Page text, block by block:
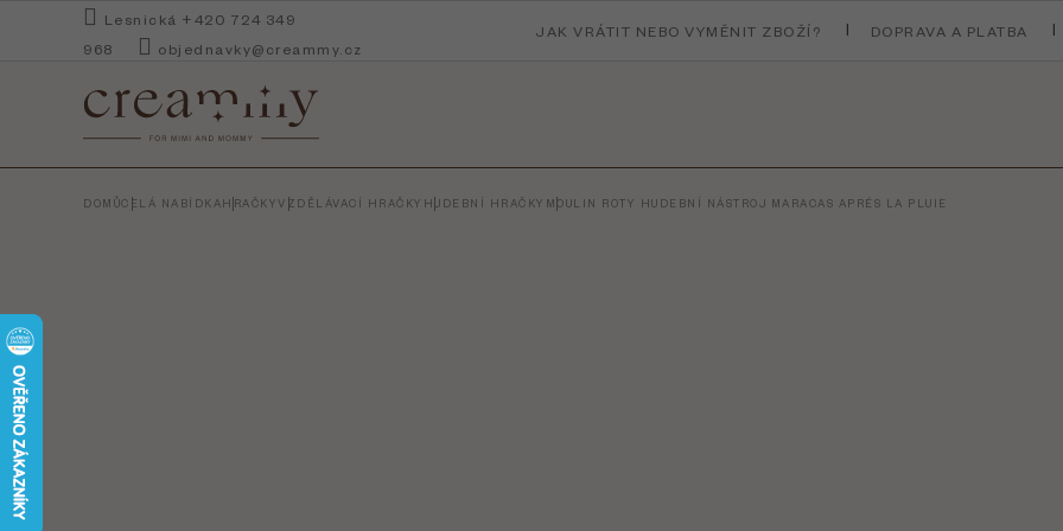
Lesnická +420 724 349
968
objednavky@creammy.cz
JAK VRÁTIT NEBO VYMĚNIT ZBOŽÍ? DOPRAVA A PLATBA
DOMŮCELÁ NABÍDKAHRAČKYVZDĚLÁVACÍ HRAČKY HUDEBNÍ HRAČKY MOULIN ROTY HUDEBNÍ NÁSTROJ MARACAS APRÉS LA PLUIE